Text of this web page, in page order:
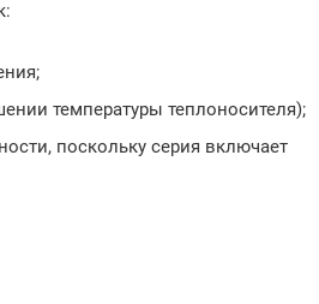
температуры теплоносителя);
поскольку серия включает